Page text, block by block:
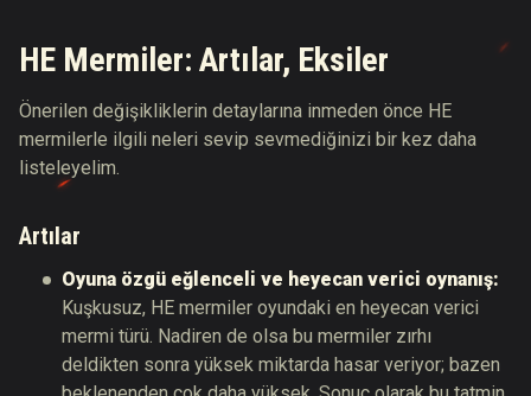
HE Mermiler: Artılar, Eksiler
Önerilen değişikliklerin detaylarına inmeden önce HE
mermilerle ilgili neleri sevip sevmediğinizi bir kez daha
listeleyelim.
Artılar
Oyuna özgü eğlenceli ve heyecan verici oynanış:
Kuşkusuz, HE mermiler oyundaki en heyecan verici
mermi türü. Nadiren de olsa bu mermiler zırhı
deldikten sonra yüksek miktarda hasar veriyor; bazen